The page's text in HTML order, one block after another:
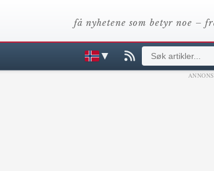
få nyhetene som betyr noe –
▼